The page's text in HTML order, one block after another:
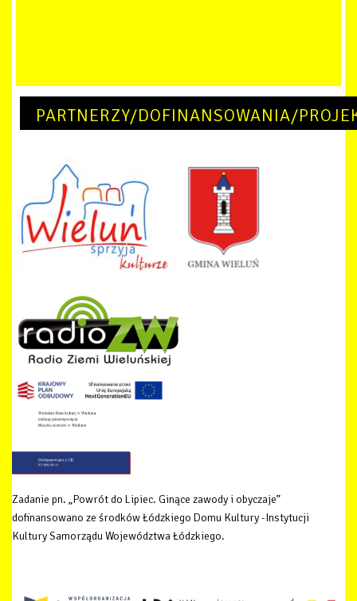
PARTNERZY/DOFINANSOWANIA/
Zadanie pn. „Powrót do Lipiec. Ginące zawody i obyczaje”
dofinansowano ze środków Łódzkiego Domu Kultury -Instytucji
Kultury Samorządu Województwa Łódzkiego.